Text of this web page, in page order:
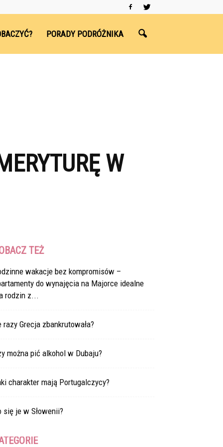
PORADY PODRÓŻNIKA
W
TEŻ
wakacje bez kompromisów –
do wynajęcia na Majorce idealne
rodzin z...
razy Grecja zbankrutowała?
można pić alkohol w Dubaju?
charakter mają Portugalczycy?
się je w Słowenii?